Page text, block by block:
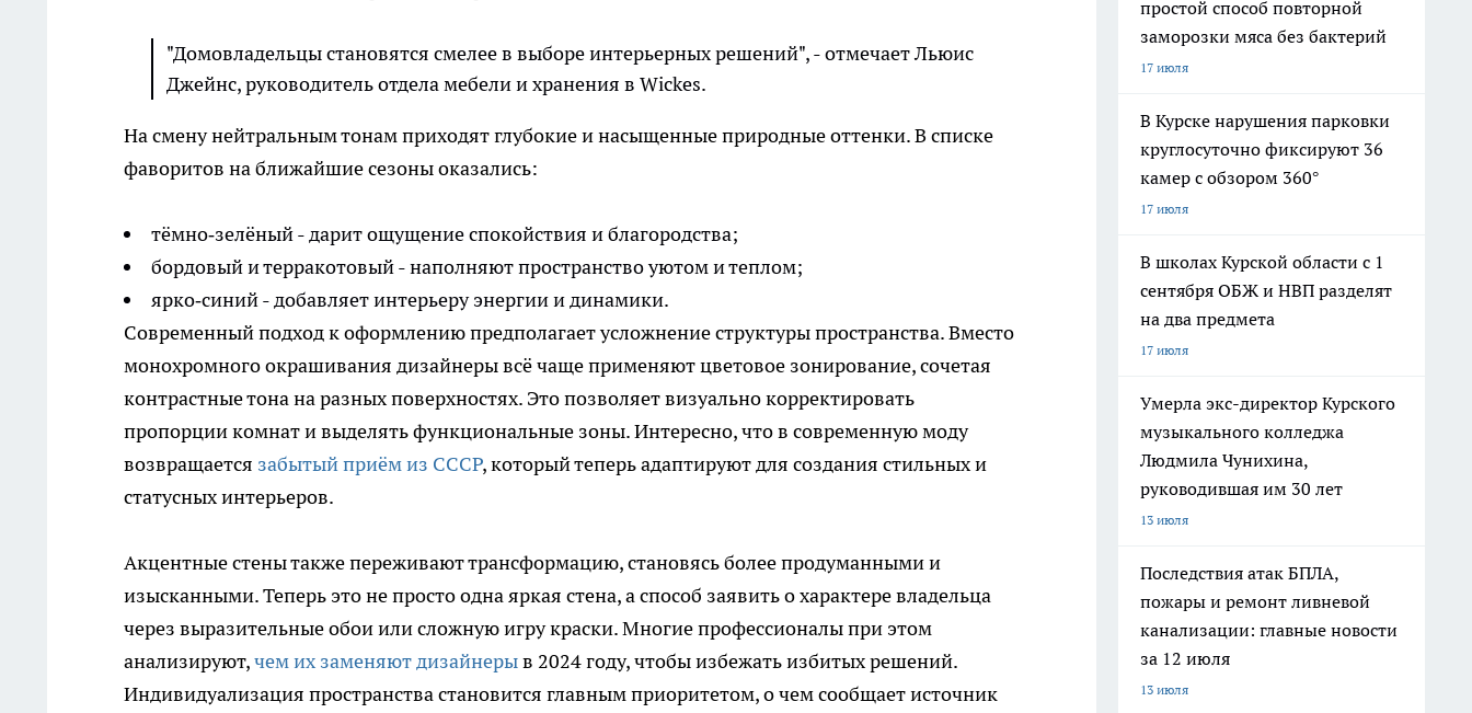
"Домовладельцы становятся смелее в выборе интерьерных решений", - отмечает Льюис
Джейнс, руководитель отдела мебели и хранения в Wickes.
На смену нейтральным тонам приходят глубокие и насыщенные природные оттенки. В списке
фаворитов на ближайшие сезоны оказались:
тёмно‑зелёный - дарит ощущение спокойствия и благородства;
бордовый и терракотовый - наполняют пространство уютом и теплом;
ярко‑синий - добавляет интерьеру энергии и динамики.
Современный подход к оформлению предполагает усложнение структуры пространства. Вместо
монохромного окрашивания дизайнеры всё чаще применяют цветовое зонирование, сочетая
контрастные тона на разных поверхностях. Это позволяет визуально корректировать
пропорции комнат и выделять функциональные зоны. Интересно, что в современную моду
возвращается забытый приём из СССР, который теперь адаптируют для создания стильных и
статусных интерьеров.
Акцентные стены также переживают трансформацию, становясь более продуманными и
изысканными. Теперь это не просто одна яркая стена, а способ заявить о характере владельца
через выразительные обои или сложную игру краски. Многие профессионалы при этом
анализируют,чем их заменяют дизайнерыв 2024 году, чтобы избежать избитых решений.
Индивидуализация пространства становится главным приоритетом, о чем сообщает источник
простой способ повторной
заморозки мяса без бактерий
17 июля
В Курске нарушения парковки
круглосуточно фиксируют 36
камер с обзором 360°
17 июля
В школах Курской области с 1
сентября ОБЖ и НВП разделят
на два предмета
17 июля
Умерла экс-директор Курского
музыкального колледжа
Людмила Чунихина,
руководившая им 30 лет
13 июля
Последствия атак БПЛА,
пожары и ремонт ливневой
канализации: главные новости
за 12 июля
13 июля